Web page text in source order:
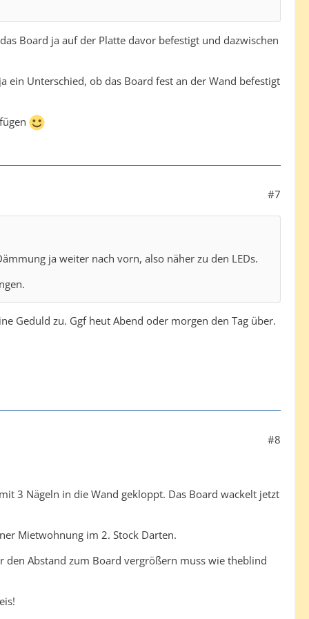
Board ja auf der Platte davor befestigt und dazwischen
ein Unterschied, ob das Board fest an der Wand befestigt
#7
ja weiter nach vorn, also näher zu den LEDs.
Geduld zu. Ggf heut Abend oder morgen den Tag über.
#8
3 Nägeln in die Wand gekloppt. Das Board wackelt jetzt
Mietwohnung im 2. Stock Darten.
den Abstand zum Board vergrößern muss wie theblind